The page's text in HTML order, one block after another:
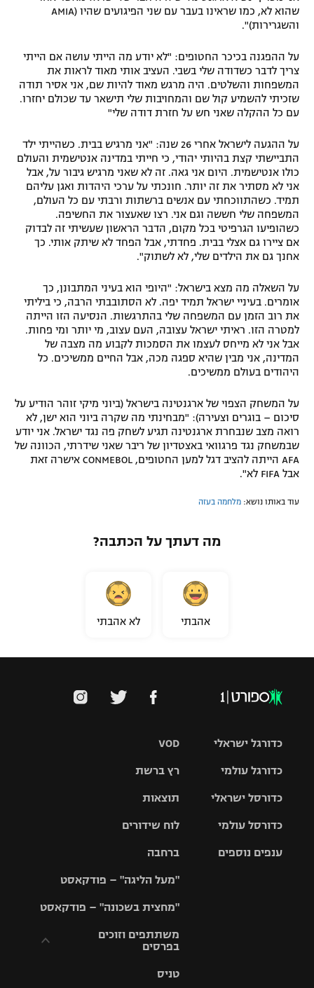
שהוא לא, כמו שראינו בעבר עם שני הפיגועים שהיו (AMIA
והשגרירות)".
על ההפגנה בכיכר החטופים: "לא יודע מה הייתי עושה אם הייתי
צריך לדבר כשדודה שלי בשבי. העציב אותי מאוד לראות את
המשפחות והשלטים. היה מרגש מאוד להיות שם, אני אסיר תודה
שזכיתי להשמיע קול שם והמחויבות שלי תישאר עד שכולם יחזרו.
עם כל ההקלה שאני חש על חזרת דודה שלי"
על ההגעה לישראל אחרי 26 שנה: "אני מרגיש בבית. כשהייתי ילד
התביישתי קצת בהיותי יהודי, כי חייתי במדינה אנטישמית והעולם
כולו אנטישמית. היום אני גאה. זה לא שאני מרגיש גיבור על, אבל
אני לא מסתיר את זה יותר. חונכתי על ערכי היהדות ואגן עליהם
תמיד. כשהתווכחתי עם אנשים ברשתות ורבתי עם כל העולם,
המשפחה שלי חששה וגם אני. רצו שאעצור את החשיפה.
כשהופיעו הגרפיטי בכל מקום, הדבר הראשון שעשיתי זה לבדוק
אם ציירו גם אצלי בבית. פחדתי, אבל הפחד לא שיתק אותי. כך
אחנך גם את הילדים שלי, לא לשתוק".
על השאלה מה מצא בישראל: "היופי הוא בעיני המתבונן, כך
אומרים. בעיניי ישראל תמיד יפה. לא הסתובבתי הרבה, כי ביליתי
את רוב הזמן עם המשפחה שלי בהתרגשות. הנסיעה הזו הייתה
למטרה הזו. ראיתי ישראל עצובה, העם עצוב, מי יותר ומי פחות.
אבל אני לא מייחס לעצמו את הסמכות לקבוע מה מצבה של
המדינה, אני מבין שהיא ספגה מכה, אבל החיים ממשיכים. כל
היהודים בעולם ממשיכים.
על המשחק הצפוי של ארגנטינה בישראל (ביוני מיקי זוהר הודיע על
סיכום – בוגרים וצעירה): "מבחינתי מה שקרה ביוני הוא ישן, לא
רואה מצב שנבחרת ארגנטינה תגיע לשחק פה נגד ישראל. אני יודע
שבמשחק נגד פרגוואי באצטדיון של ריבר שאני שידרתי, הכוונה של
AFA הייתה להציב דגל למען החטופים, CONMEBOL אישרה זאת
אבל FIFA לא".
עוד באותו נושא: מלחמה בעזה
מה דעתך על הכתבה?
אהבתי לא אהבתי
VOD
רץ ברשת
תוצאות
לוח שידורים
ברחבה
"מעל הליגה" – פודקאסט
"מחצית בשכונה" – פודקאסט
משתתפים וזוכים
בפרסים
טניס
כדורגל ישראלי
גביע הטוטו
כדורגל עולמי
האלופות
ליגה
כדורסל ישראלי
סל
כדורסל עולמי
ענפים נוספים